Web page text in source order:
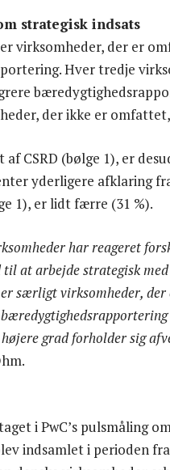
strategisk indsats
virksomheder, der er
Hver tredje
der ikke er
CSRD (bølge 1), er
yderligere afklaring
1), er lidt færre (31 %).
har reageret
til at arbejde strategisk
særligt virksomheder,
grad forholder sig
i PwC’s pulsmåling
indsamlet i perioden